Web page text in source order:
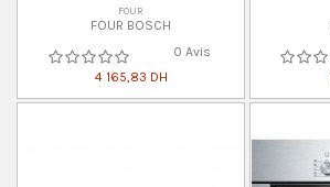
FOUR
FOUR BOSCH
0 Avis
4 165,83 DH